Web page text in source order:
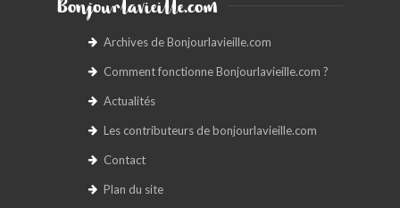
Bonjourlavieille.com
Archives de Bonjourlavieille.com
Comment fonctionne Bonjourlavieille.com ?
Actualités
Les contributeurs de bonjourlavieille.com
Contact
Plan du site